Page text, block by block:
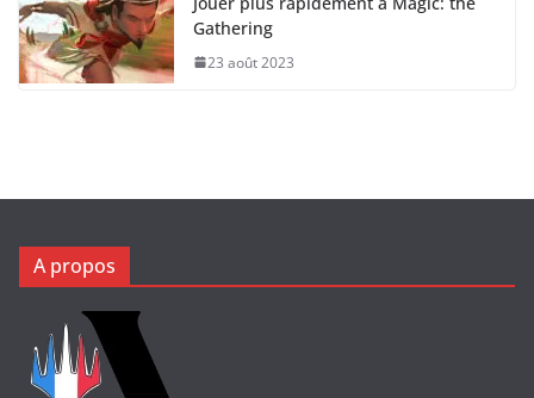
Gathering
23 août 2023
A propos